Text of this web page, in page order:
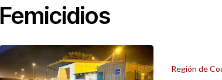
Femicidios
Región de